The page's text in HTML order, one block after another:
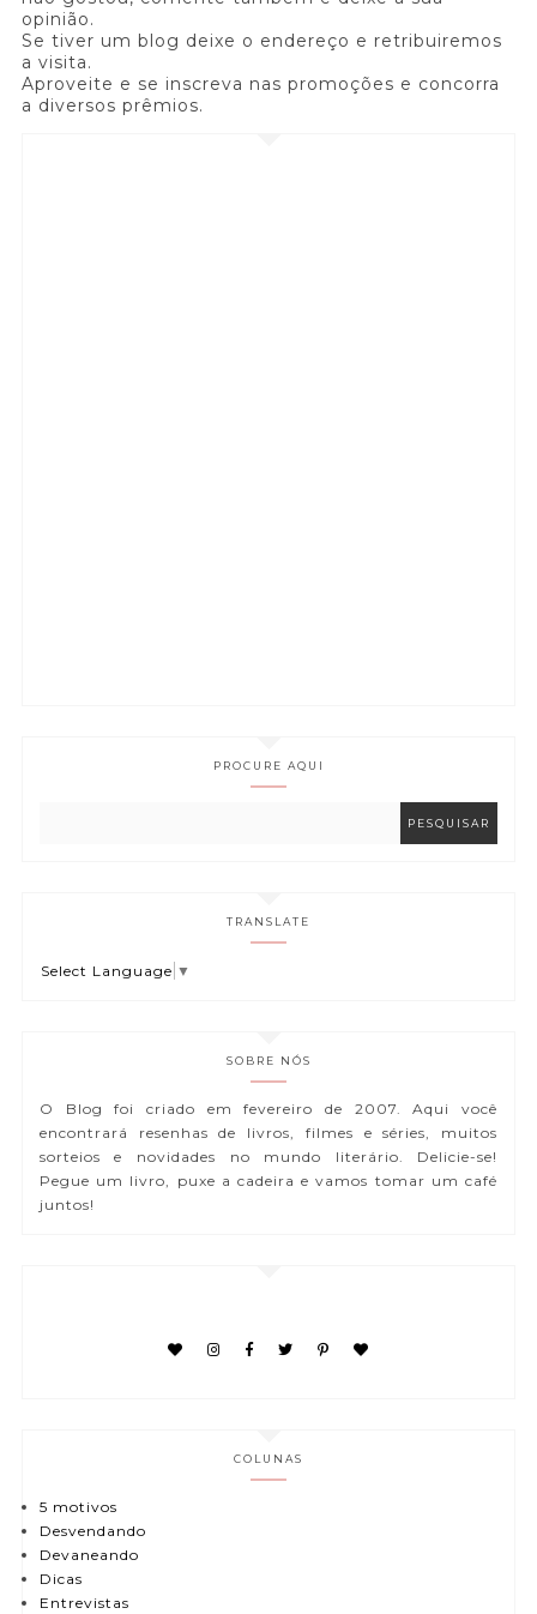
opinião.
Se tiver um blog deixe o endereço e retribuiremos
a visita.
Aproveite e se inscreva nas promoções e concorra
a diversos prêmios.
PROCURE AQUI
TRANSLATE
Select Language ▼
SOBRE NÓS
O Blog foi criado em fevereiro de 2007. Aqui você
encontrará resenhas de livros, filmes e séries, muitos
sorteios e novidades no mundo literário. Delicie-se!
Pegue um livro, puxe a cadeira e vamos tomar um café
juntos!
COLUNAS
5 motivos
Desvendando
Devaneando
Dicas
Entrevistas